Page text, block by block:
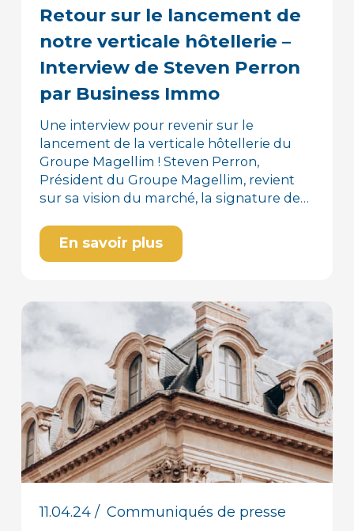
Retour sur le lancement de
notre verticale hôtellerie –
Interview de Steven Perron
par Business Immo
Une interview pour revenir sur le
lancement de la verticale hôtellerie du
Groupe Magellim ! Steven Perron,
Président du Groupe Magellim, revient
sur sa vision du marché, la signature de…
En savoir plus
11.04.24/ Communiqués de presse